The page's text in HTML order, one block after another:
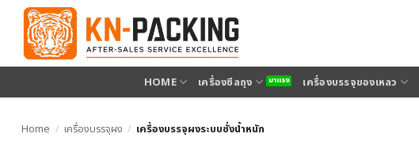
เนื้อหา
HOME เครื่องซีลถุง เครื่องบรรจุของเหลว
Home / เครื่องบรรจุผง / เครื่องบรรจุผงระบบชั่งน้ำหนัก